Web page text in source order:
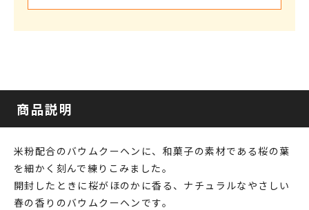
商品説明
米粉配合のバウムクーヘンに、和菓子の素材である桜の葉
を細かく刻んで練りこみました。
開封したときに桜がほのかに香る、ナチュラルなやさしい
春の香りのバウムクーヘンです。